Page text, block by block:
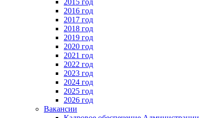
2016 год
2017 год
2018 год
2019 год
2020 год
2021 год
2022 год
2023 год
2024 год
2025 год
2026 год
Вакансии